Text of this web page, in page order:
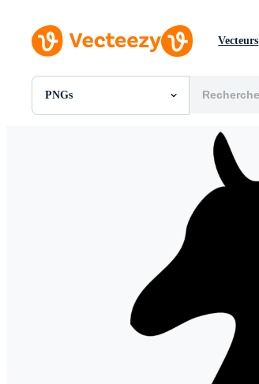
Vecteurs
PNGs
Toutes Images
Événements Éditoriaux